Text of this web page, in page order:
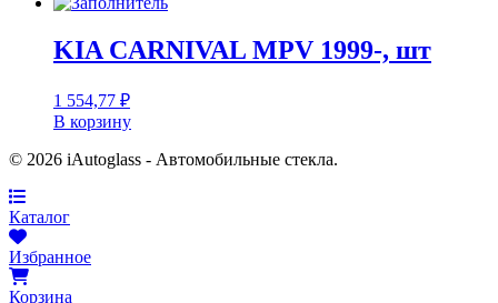
KIA CARNIVAL MPV 1999-, шт
1 554,77 ₽
В корзину
© 2026 iAutoglass - Автомобильные стекла.
Каталог
Избранное
Корзина